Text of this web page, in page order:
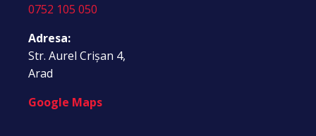
0752 105 050
Adresa:
Str. Aurel Crișan 4,
Arad
Google Maps